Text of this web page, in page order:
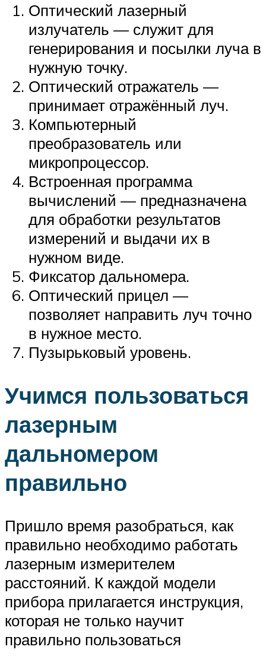
Оптический лазерный
излучатель — служит для
генерирования и посылки луча в
нужную точку.
Оптический отражатель —
принимает отражённый луч.
Компьютерный
преобразователь или
микропроцессор.
Встроенная программа
вычислений — предназначена
для обработки результатов
измерений и выдачи их в
нужном виде.
Фиксатор дальномера.
Оптический прицел —
позволяет направить луч точно
в нужное место.
Пузырьковый уровень.
Учимся пользоваться
лазерным
дальномером
правильно
Пришло время разобраться, как
правильно необходимо работать
лазерным измерителем
расстояний. К каждой модели
прибора прилагается инструкция,
которая не только научит
правильно пользоваться